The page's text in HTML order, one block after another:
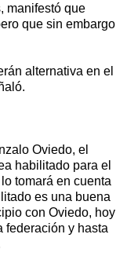
manifestó que
que sin embargo
alternativa en el
Oviedo, el
habilitado para el
tomará en cuenta
es una buena
con Oviedo, hoy
federación y hasta